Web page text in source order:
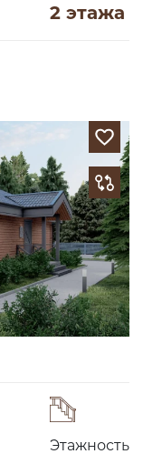
2 этажа
Этажность